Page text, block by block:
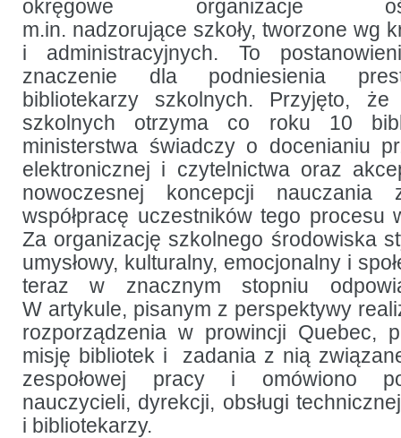
okręgowe organizacje
m.in. nadzorujące szkoły, tworzone wg
i administracyjnych. To
znaczenie dla podniesienia
bibliotekarzy szkolnych. Przyjęto,
szkolnych otrzyma co roku 10
ministerstwa świadczy o docenianiu
elektronicznej i czytelnictwa oraz
nowoczesnej koncepcji nauczania
współpracę uczestników tego procesu
Za organizację szkolnego środowiska
umysłowy, kulturalny, emocjonalny i
teraz w znacznym stopniu
W artykule, pisanym z perspektywy
rozporządzenia w prowincji Quebec,
misję bibliotek i zadania z nią
zespołowej pracy i omówiono
nauczycieli, dyrekcji, obsługi
i bibliotekarzy.